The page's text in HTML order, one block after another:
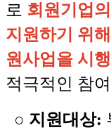
로 회원기업
지원하기 위
원사업을 시행
적극적인 참
○ 지원대상: